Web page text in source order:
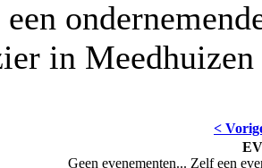
in Meedhuizen
<
Geen evenementen... Zelf een